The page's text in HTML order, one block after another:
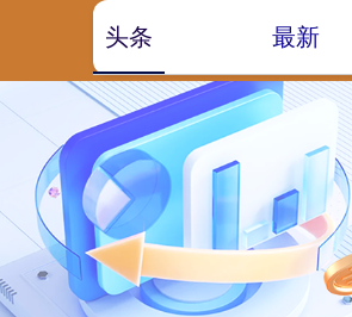
头条 最新